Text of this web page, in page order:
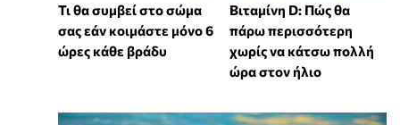
Τι θα συμβεί στο σώμα
σας εάν κοιμάστε μόνο 6
ώρες κάθε βράδυ
Βιταμίνη D: Πώς θα
πάρω περισσότερη
χωρίς να κάτσω πολλή
ώρα στον ήλιο